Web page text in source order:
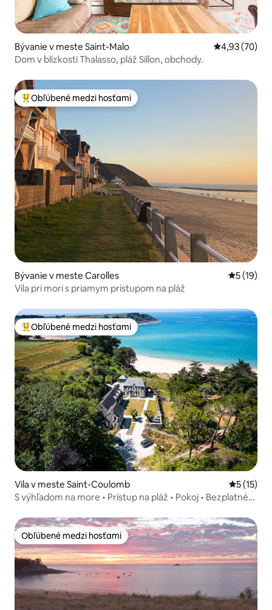
Bývanie v meste Saint-Malo Priemerné
4,93 (70)
Dom v blízkosti Thalasso, pláž Sillon, obchody.
Najobľúbenejšie medzi hosťami
Obľúbené medzi hosťami
Bývanie v meste Carolles
5 (19)
Vila pri mori s priamym prístupom na pláž
Najobľúbenejšie medzi hosťami
Obľúbené medzi hosťami
Vila v meste Saint-Coulomb
5 (15)
S výhľadom na more • Prístup na pláž • Pokoj • Bezplatné
Obľúbené medzi hosťami
Obľúbené medzi hosťami